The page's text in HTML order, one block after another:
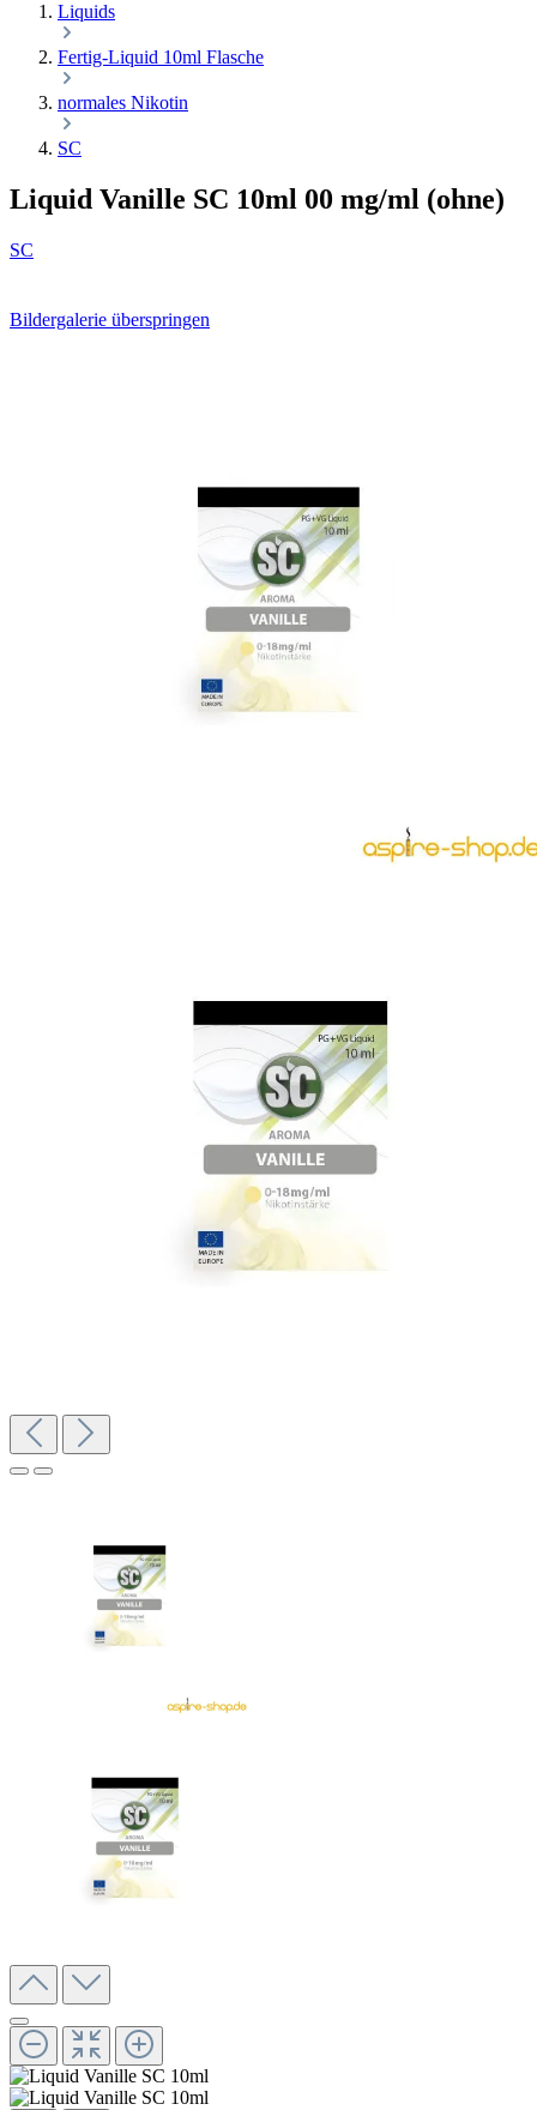
Liquids
Fertig-Liquid 10ml Flasche
normales Nikotin
SC
Liquid Vanille SC 10ml 00 mg/ml (ohne)
SC
Bildergalerie überspringen